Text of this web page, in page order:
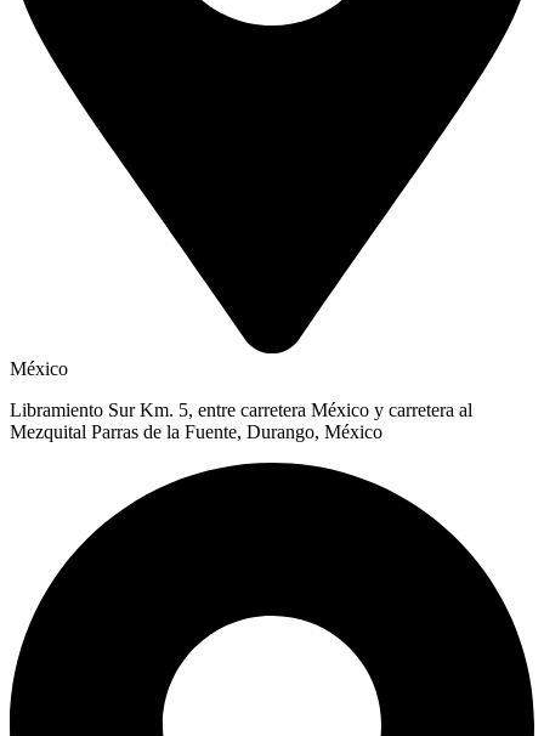
México
Libramiento Sur Km. 5, entre carretera México y carretera al
Mezquital Parras de la Fuente, Durango, México